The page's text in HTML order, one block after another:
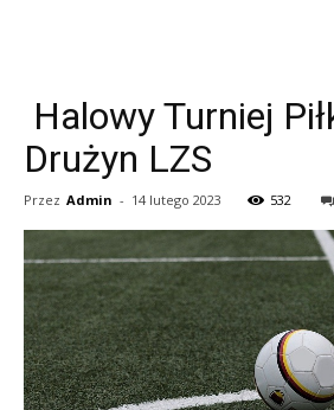
Halowy Turniej
Drużyn LZS
Przez Admin - 14 lutego 2023 532